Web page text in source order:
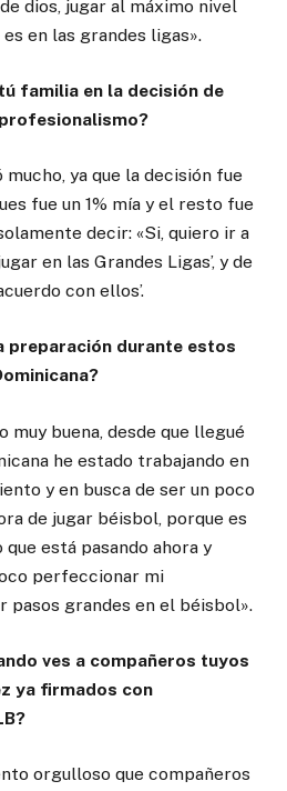
dios, jugar al máximo nivel
en las grandes ligas».
familia en la decisión de
ya que la decisión fue
fue un 1% mía y el resto fue
decir: «Si, quiero ir a
en las Grandes Ligas’, y de
con ellos’.
preparación durante estos
muy buena, desde que llegué
he estado trabajando en
y en busca de ser un poco
de jugar béisbol, porque es
está pasando ahora y
perfeccionar mi
pasos grandes en el béisbol».
ves a compañeros tuyos
ya firmados con
orgulloso que compañeros